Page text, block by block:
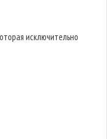
исключительно